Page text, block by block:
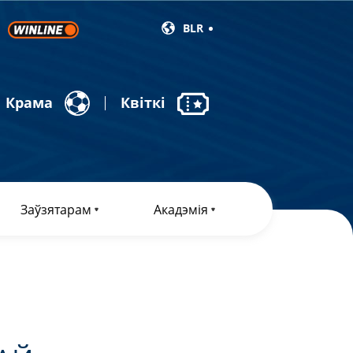
BLR
Крама Квіткі
Заўзятарам Акадэмія